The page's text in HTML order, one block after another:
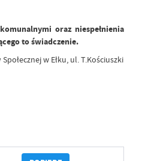
oraz niespełnienia
to świadczenie.
w Ełku, ul. T.Kościuszki